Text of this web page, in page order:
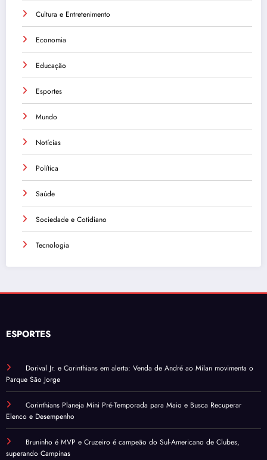
Cultura e Entretenimento
Economia
Educação
Esportes
Mundo
Notícias
Política
Saúde
Sociedade e Cotidiano
Tecnologia
ESPORTES
Dorival Jr. e Corinthians em alerta: Venda de André ao Milan movimenta o
Parque São Jorge
Corinthians Planeja Mini Pré-Temporada para Maio e Busca Recuperar
Elenco e Desempenho
Bruninho é MVP e Cruzeiro é campeão do Sul-Americano de Clubes,
superando Campinas